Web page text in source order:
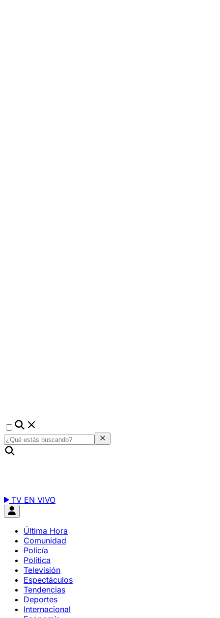
TV EN VIVO
Última Hora
Comunidad
Policía
Política
Televisión
Espectáculos
Tendencias
Deportes
Internacional